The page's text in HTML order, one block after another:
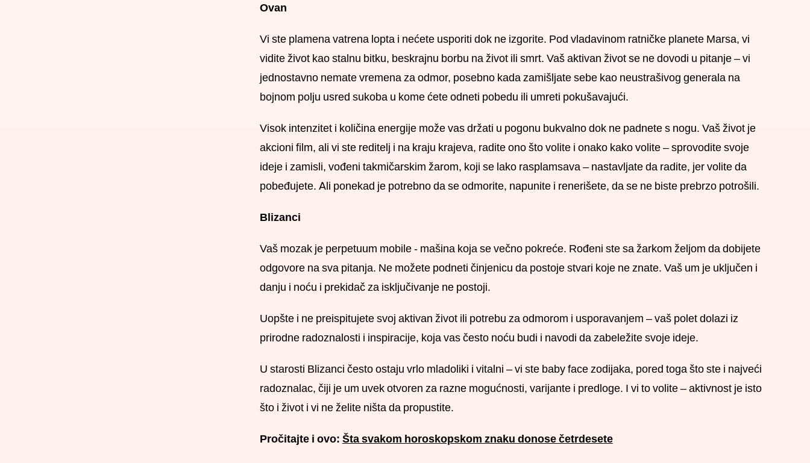
Ovan
Vi ste plamena vatrena lopta i nećete usporiti dok ne izgorite. Pod vladavinom ratničke planete Marsa, vi
vidite život kao stalnu bitku, beskrajnu borbu na život ili smrt. Vaš aktivan život se ne dovodi u pitanje – vi
jednostavno nemate vremena za odmor, posebno kada zamišljate sebe kao neustrašivog generala na
bojnom polju usred sukoba u kome ćete odneti pobedu ili umreti pokušavajući.
Visok intenzitet i količina energije može vas držati u pogonu bukvalno dok ne padnete s nogu. Vaš život je
akcioni film, ali vi ste reditelj i na kraju krajeva, radite ono što volite i onako kako volite – sprovodite svoje
ideje i zamisli, vođeni takmičarskim žarom, koji se lako rasplamsava – nastavljate da radite, jer volite da
pobeđujete. Ali ponekad je potrebno da se odmorite, napunite i renerišete, da se ne biste prebrzo potrošili.
Blizanci
Vaš mozak je perpetuum mobile - mašina koja se večno pokreće. Rođeni ste sa žarkom željom da dobijete
odgovore na sva pitanja. Ne možete podneti činjenicu da postoje stvari koje ne znate. Vaš um je uključen i
danju i noću i prekidač za isključivanje ne postoji.
Uopšte i ne preispitujete svoj aktivan život ili potrebu za odmorom i usporavanjem – vaš polet dolazi iz
prirodne radoznalosti i inspiracije, koja vas često noću budi i navodi da zabeležite svoje ideje.
U starosti Blizanci često ostaju vrlo mladoliki i vitalni – vi ste baby face zodijaka, pored toga što ste i najveći
radoznalac, čiji je um uvek otvoren za razne mogućnosti, varijante i predloge. I vi to volite – aktivnost je isto
što i život i vi ne želite ništa da propustite.
Pročitajte i ovo: Šta svakom horoskopskom znaku donose četrdesete